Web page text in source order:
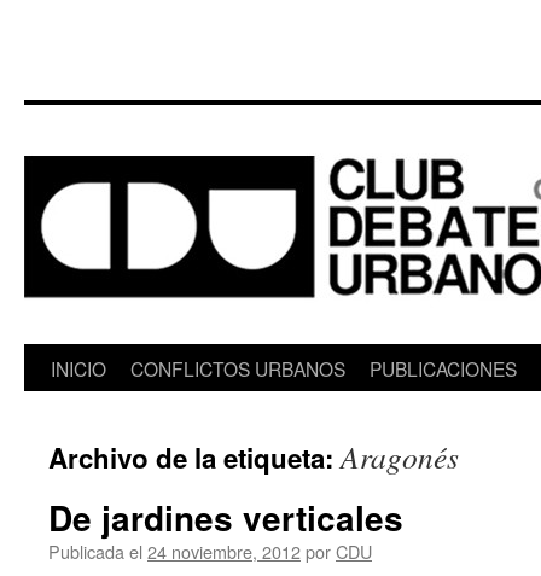
Saltar
contenido
INICIO CONFLICTOS URBANOS PUBLICACIONES
Archivo de la etiqueta:Aragonés
De jardines verticales
Publicada el 24 noviembre, 2012porCDU